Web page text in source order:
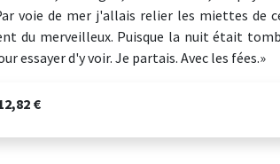
voie de mer j'allais relier les miettes de
du merveilleux. Puisque la nuit était
essayer d'y voir. Je partais. Avec les fées.»
€